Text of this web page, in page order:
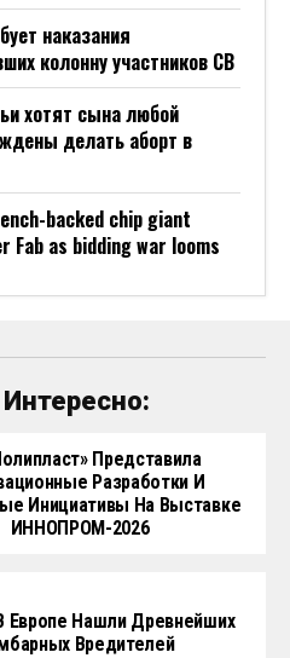
наказания
колонну участников СВ
хотят сына любой
делать аборт в
backed chip giant
Fab as bidding war looms
Представила
Разработки И
Инициативы На Выставке
ИННОПРОМ-2026
Европе Нашли Древнейших
Вредителей